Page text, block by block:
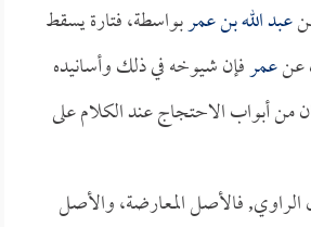
عبد الله بن عمربواسطة، فتارة يسقط
عنعمرفإن شيوخه في ذلك وأسانيده
من أبواب الاحتجاج عند الكلام على
فالأصل المعارضة، والأصل